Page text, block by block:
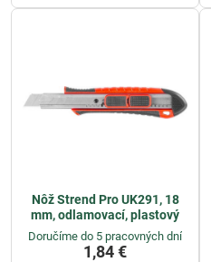
Nôž Strend Pro UK291, 18
mm, odlamovací, plastový
Doručíme do 5 pracovných dní
1,84 €